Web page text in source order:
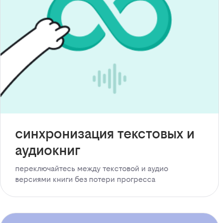
синхронизация текстовых и
аудиокниг
переключайтесь между текстовой и аудио
версиями книги без потери прогресса